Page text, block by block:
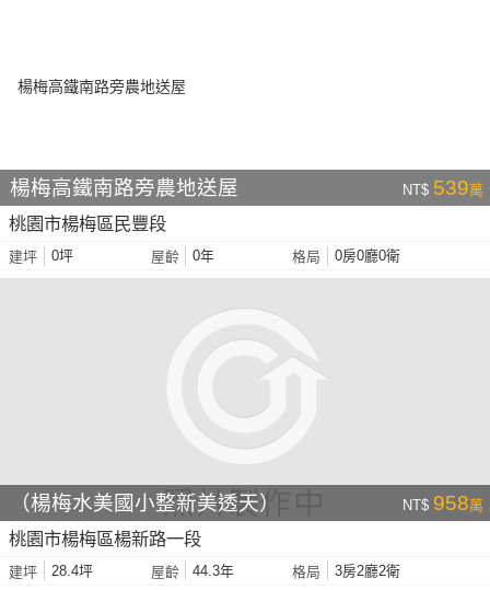
楊梅高鐵南路旁農地送屋 NT$ 539萬
桃園市楊梅區民豐段
建坪 0坪 屋齡 0年 格局 0房0廳0衛
（楊梅水美國小整新美透天） NT$ 958萬
桃園市楊梅區楊新路一段
建坪 28.4坪 屋齡 44.3年 格局 3房2廳2衛